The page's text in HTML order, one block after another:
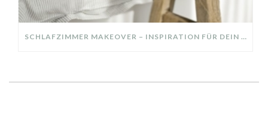
SCHLAFZIMMER MAKEOVER – INSPIRATION FÜR DEIN SCHLAFZIMMER: AUS ALT MACH NEU – HELL, GEMÜTLICH UND EINLADEND